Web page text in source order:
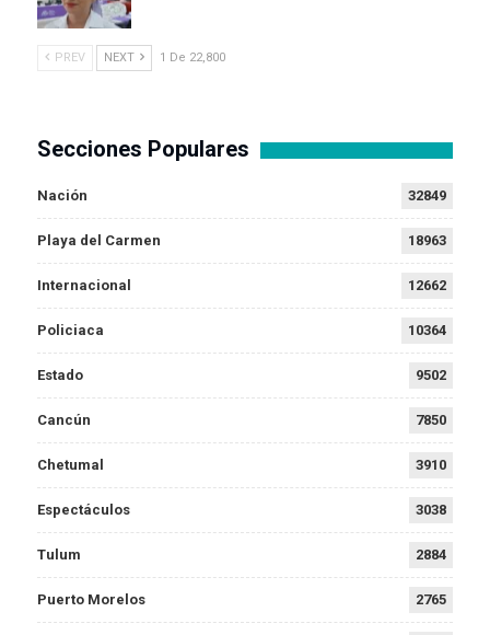
PREV NEXT 1 De 22,800
Secciones Populares
Nación 32849
Playa del Carmen 18963
Internacional 12662
Policiaca 10364
Estado 9502
Cancún 7850
Chetumal 3910
Espectáculos 3038
Tulum 2884
Puerto Morelos 2765